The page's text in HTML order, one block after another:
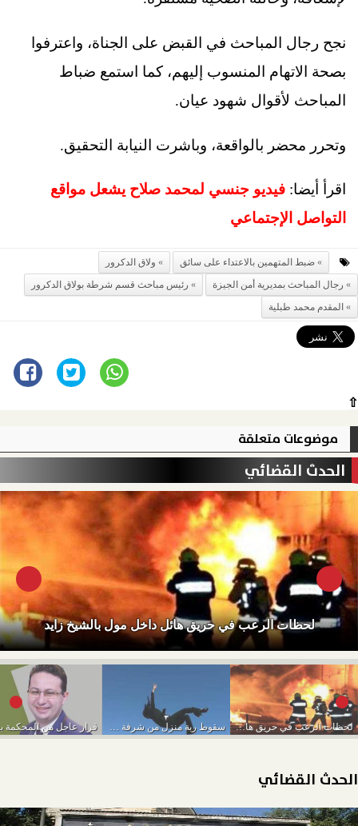
نجح رجال المباحث في القبض على الجناة، واعترفوا
بصحة الاتهام المنسوب إليهم، كما استمع ضباط
المباحث لأقوال شهود عيان.
وتحرر محضر بالواقعة، وباشرت النيابة التحقيق.
اقرأ أيضا: فيديو جنسي لمحمد صلاح يشعل مواقع
التواصل الإجتماعي
ضبط المتهمين بالاعتداء على سائق
ولاق الدكرور
رجال المباحث بمديرية أمن الجيزة
رئيس مباحث قسم شرطة بولاق الدكرور
المقدم محمد طبلية
⇧
موضوعات متعلقة
الحدث القضائي
لحظات الرعب في حريق هائل داخل مول بالشيخ زايد
لحظات الرعب في حريق هائل داخل مول بالشيخ... سقوط ربة منزل من شرفة منزلها بأرض اللواء
الحدث القضائي